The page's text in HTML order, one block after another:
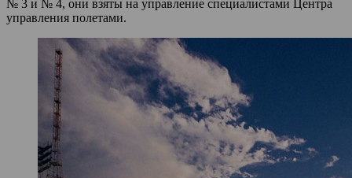
№ 3 и № 4, они взяты на управление специалистами Центра
управления полетами.